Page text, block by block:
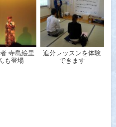
寺島絵里
も登場
追分レッスンを体験
できます